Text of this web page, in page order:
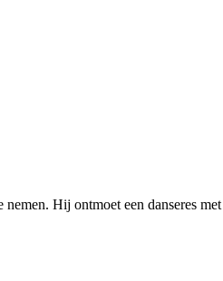
Hij ontmoet een danseres